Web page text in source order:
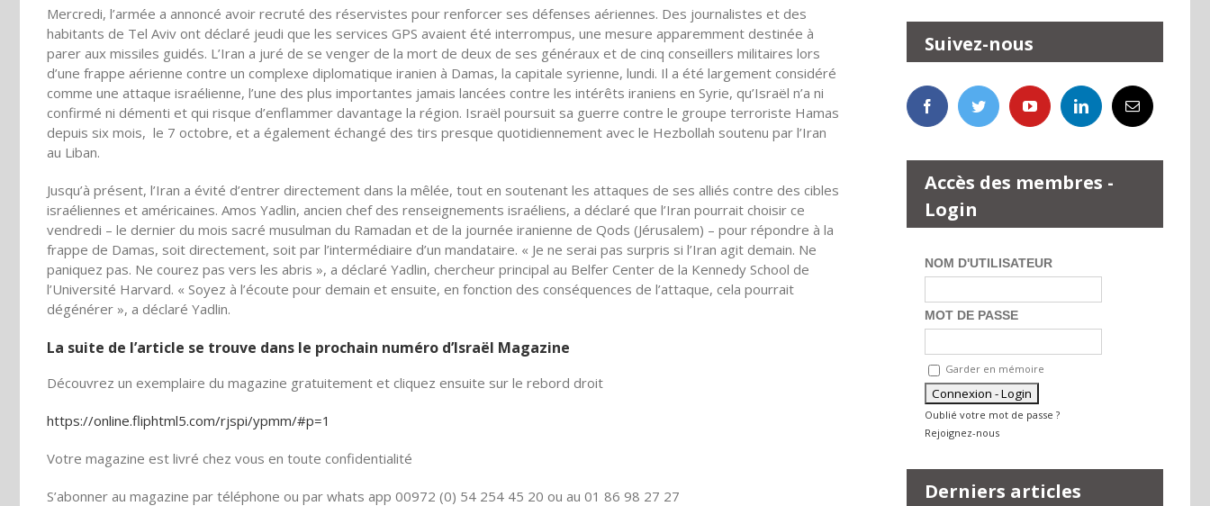
Mercredi, l’armée a annoncé avoir recruté des réservistes pour renforcer ses défenses aériennes. Des journalistes et des
habitants de Tel Aviv ont déclaré jeudi que les services GPS avaient été interrompus, une mesure apparemment destinée à
parer aux missiles guidés. L’Iran a juré de se venger de la mort de deux de ses généraux et de cinq conseillers militaires lors
d’une frappe aérienne contre un complexe diplomatique iranien à Damas, la capitale syrienne, lundi. Il a été largement considéré
comme une attaque israélienne, l’une des plus importantes jamais lancées contre les intérêts iraniens en Syrie, qu’Israël n’a ni
confirmé ni démenti et qui risque d’enflammer davantage la région. Israël poursuit sa guerre contre le groupe terroriste Hamas
depuis six mois, le 7 octobre, et a également échangé des tirs presque quotidiennement avec le Hezbollah soutenu par l’Iran
au Liban.
Jusqu’à présent, l’Iran a évité d’entrer directement dans la mêlée, tout en soutenant les attaques de ses alliés contre des cibles
israéliennes et américaines. Amos Yadlin, ancien chef des renseignements israéliens, a déclaré que l’Iran pourrait choisir ce
vendredi – le dernier du mois sacré musulman du Ramadan et de la journée iranienne de Qods (Jérusalem) – pour répondre à la
frappe de Damas, soit directement, soit par l’intermédiaire d’un mandataire. « Je ne serai pas surpris si l’Iran agit demain. Ne
paniquez pas. Ne courez pas vers les abris », a déclaré Yadlin, chercheur principal au Belfer Center de la Kennedy School de
l’Université Harvard. « Soyez à l’écoute pour demain et ensuite, en fonction des conséquences de l’attaque, cela pourrait
dégénérer », a déclaré Yadlin.
La suite de l’article se trouve dans le prochain numéro d’Israël Magazine
Découvrez un exemplaire du magazine gratuitement et cliquez ensuite sur le rebord droit
https://online.fliphtml5.com/rjspi/ypmm/#p=1
Votre magazine est livré chez vous en toute confidentialité
S’abonner au magazine par téléphone ou par whats app 00972 (0) 54 254 45 20 ou au 01 86 98 27 27
Suivez-nous
Accès des membres -
Login
NOM D'UTILISATEUR
MOT DE PASSE
Garder en mémoire
Oublié votre mot de passe ?
Rejoignez-nous
Derniers articles